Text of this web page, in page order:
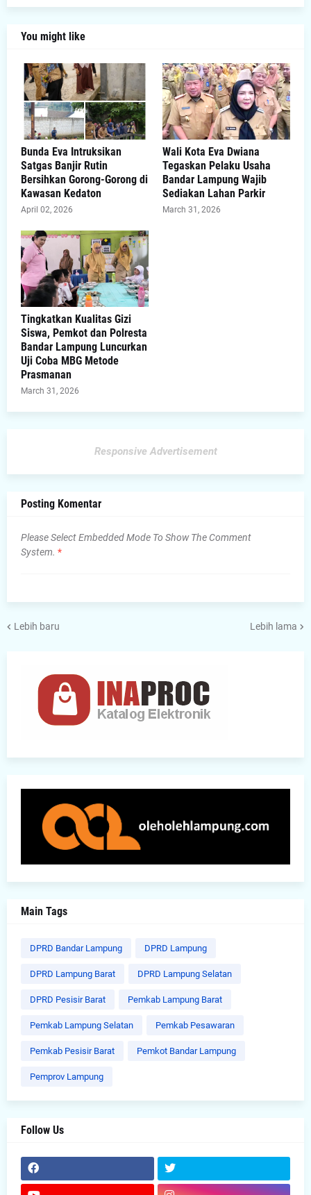
You might like
Bunda Eva Intruksikan
Satgas Banjir Rutin
Bersihkan Gorong-Gorong di
Kawasan Kedaton
April 02, 2026
Wali Kota Eva Dwiana
Tegaskan Pelaku Usaha
Bandar Lampung Wajib
Sediakan Lahan Parkir
March 31, 2026
Tingkatkan Kualitas Gizi
Siswa, Pemkot dan Polresta
Bandar Lampung Luncurkan
Uji Coba MBG Metode
Prasmanan
March 31, 2026
Responsive Advertisement
Posting Komentar
Please Select Embedded Mode To Show The Comment
System. *
Lebih baru Lebih lama
Main Tags
DPRD Bandar Lampung DPRD Lampung
DPRD Lampung Barat DPRD Lampung Selatan
DPRD Pesisir Barat Pemkab Lampung Barat
Pemkab Lampung Selatan Pemkab Pesawaran
Pemkab Pesisir Barat Pemkot Bandar Lampung
Pemprov Lampung
Follow Us